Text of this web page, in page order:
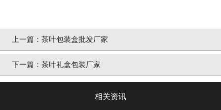
上一篇： 茶叶包装盒批发厂家
下一篇： 茶叶礼盒包装厂家
相关资讯